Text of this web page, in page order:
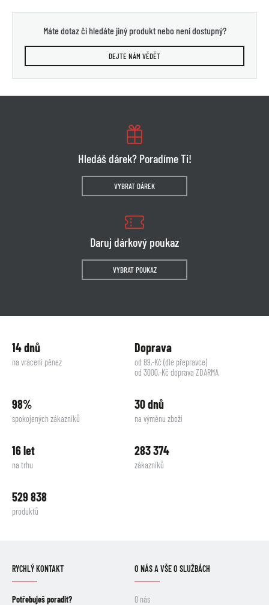
Máte dotaz či hledáte jiný produkt nebo není dostupný?
DEJTE NÁM VĚDĚT
Hledáš dárek? Poradíme Ti!
VYBRAT DÁREK
Daruj dárkový poukaz
VYBRAT POUKAZ
14 dnů
na vrácení pěnez
Doprava
od 89,-Kč (dle přepravce)
od 3000,-Kč doprava ZDARMA
98%
spokojených zákazníků
30 dnů
na výměnu zboží
16 let
na trhu
283 374
zákazníků
529 838
produktů
RYCHLÝ KONTAKT
Potřebuješ poradit?
O NÁS A VŠE O SLUŽBÁCH
O nás